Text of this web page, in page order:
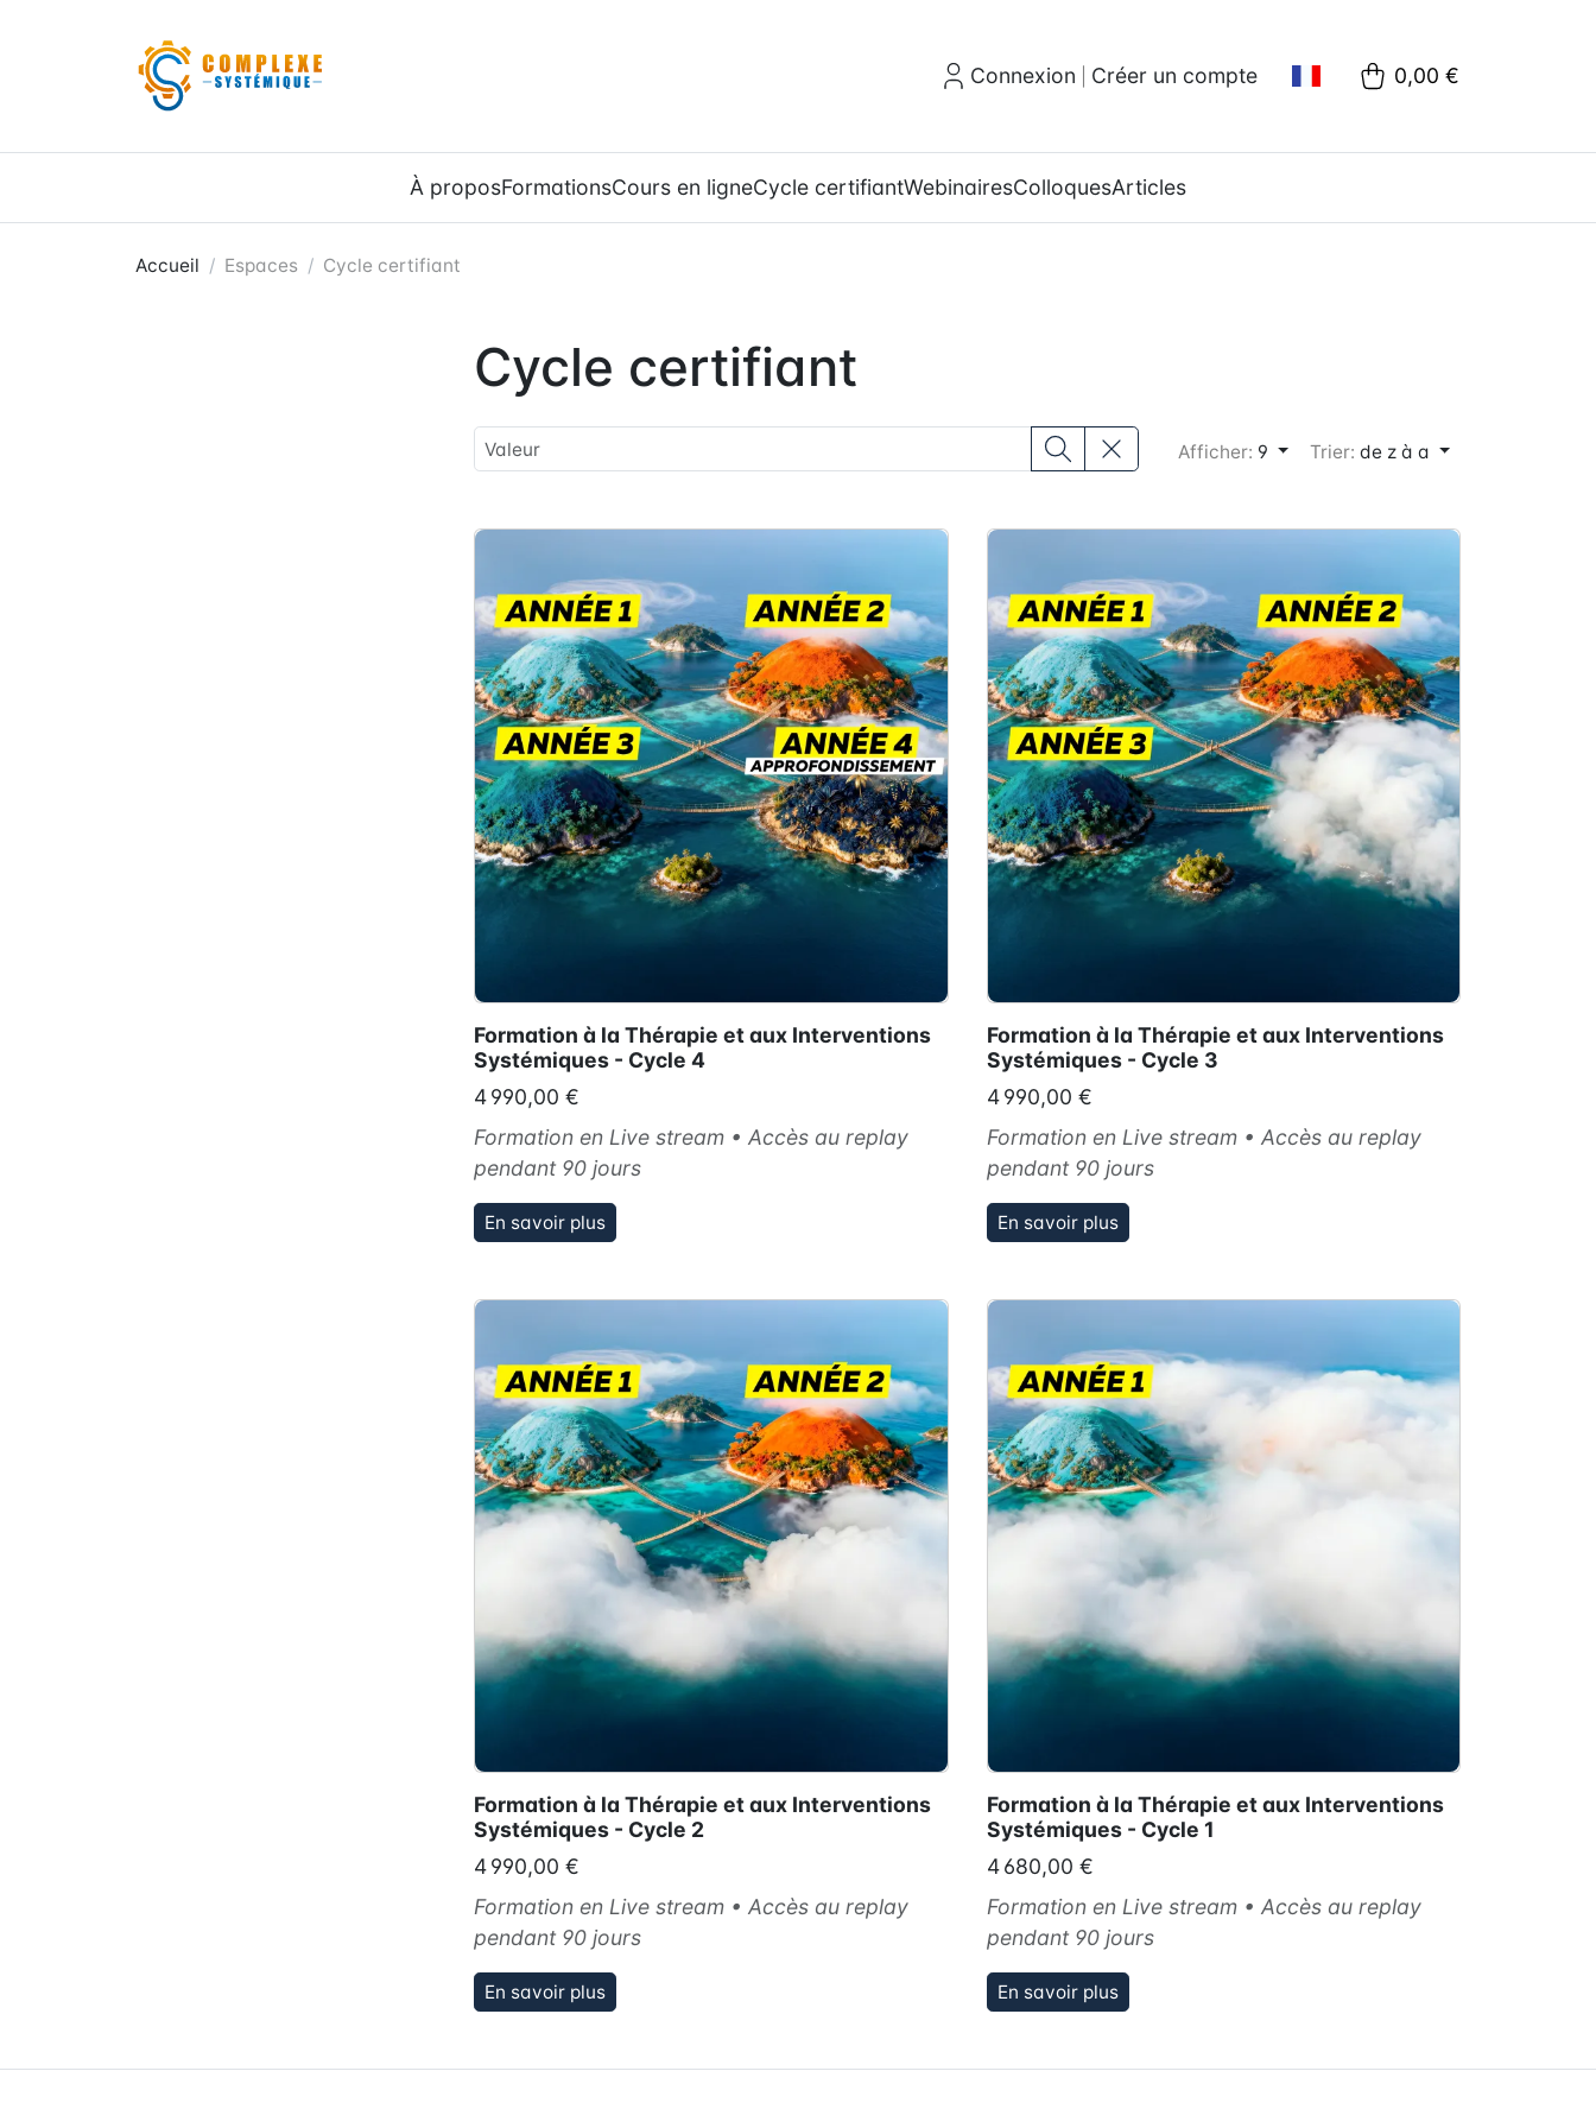
Connexion Créer un compte 0,00 €
À proposFormationsCours en ligneCycle certifiantWebinairesColloquesArticles
Accueil Espaces Cycle certifiant
Cycle certifiant
Afficher: 9 Trier: de z à a
Formation à la Thérapie et aux Interventions
Systémiques - Cycle 4
4 990,00 €
Formation en Live stream • Accès au replay
pendant 90 jours
En savoir plus
Formation à la Thérapie et aux Interventions
Systémiques - Cycle 3
4 990,00 €
Formation en Live stream • Accès au replay
pendant 90 jours
En savoir plus
Formation à la Thérapie et aux Interventions
Systémiques - Cycle 2
4 990,00 €
Formation en Live stream • Accès au replay
pendant 90 jours
En savoir plus
Formation à la Thérapie et aux Interventions
Systémiques - Cycle 1
4 680,00 €
Formation en Live stream • Accès au replay
pendant 90 jours
En savoir plus